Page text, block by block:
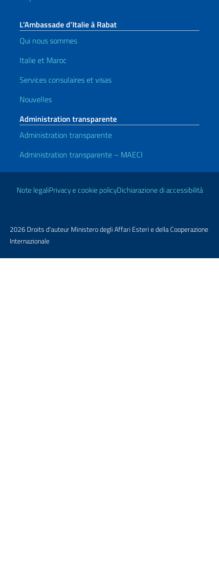
L’Ambassade d’Italie à Rabat
Qui nous sommes
Italie et Maroc
Services consulaires et visas
Nouvelles
Administration transparente
Administration transparente
Administration transparente – MAECI
Liens utiles
Note legaliPrivacy e cookie policyDichiarazione di accessibilità
2026 Droits d'auteur Ministero degli Affari Esteri e della Cooperazione
Internazionale